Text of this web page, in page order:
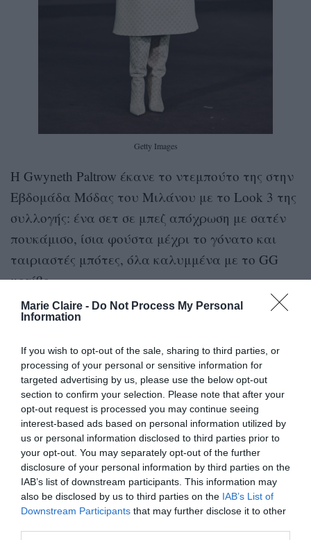
Marie Claire - Do Not Process My Personal
Information
If you wish to opt-out of the sale, sharing to third parties, or
processing of your personal or sensitive information for
targeted advertising by us, please use the below opt-out
section to confirm your selection. Please note that after your
opt-out request is processed you may continue seeing
interest-based ads based on personal information utilized by
us or personal information disclosed to third parties prior to
your opt-out. You may separately opt-out of the further
disclosure of your personal information by third parties on the
IAB’s list of downstream participants. This information may
also be disclosed by us to third parties on the IAB’s List of
Downstream Participants that may further disclose it to other
Getty Images
Η Gwyneth Paltrow έκανε το ντεμπούτο της στην
Εβδομάδα Μόδας του Μιλάνου με το Look 3 της
συλλογής: ένα σετ σε μπεζ απόχρωση με σατέν
πουκάμισο, ίσια φούστα μέχρι το γόνατο και
ταιριαστές μπότες, όλα καλυμμένα με το GG
μοτίβο.